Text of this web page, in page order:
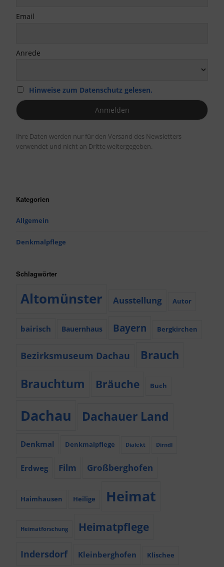
Email
Anrede
Hinweise zum Datenschutz gelesen.
Ihre Daten werden nur für den Versand des Newsletters
verwendet und nicht an Dritte weitergegeben.
Kategorien
Allgemein
Denkmalpflege
Schlagwörter
Altomünster Ausstellung Autor
bairisch Bauernhaus Bayern Bergkirchen
Bezirksmuseum Dachau Brauch
Brauchtum Bräuche Buch
Dachau Dachauer Land
Denkmal Denkmalpflege Dialekt Dirndl
Erdweg Film Großberghofen
Haimhausen Heilige Heimat
Heimatforschung Heimatpflege
Indersdorf Kleinberghofen Klischee